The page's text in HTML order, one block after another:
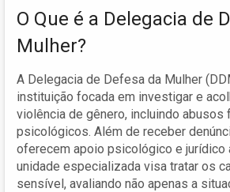
O Que é a Delegacia de
Mulher?
A Delegacia de Defesa da Mulher
instituição focada em investigar e
violência de gênero, incluindo abusos
psicológicos. Além de receber
oferecem apoio psicológico e jurídico
unidade especializada visa tratar os
sensível, avaliando não apenas a